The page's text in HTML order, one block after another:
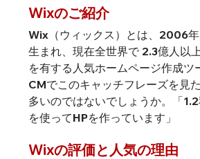
Wixのご紹介
Wix（ウィックス）とは、2006
生まれ、現在全世界で 2.3億人以
を有する人気ホームページ作成ツ
CMでこのキャッチフレーズを見
多いのではないでしょうか。「
を使ってHPを作っています」
Wixの評価と人気の理由